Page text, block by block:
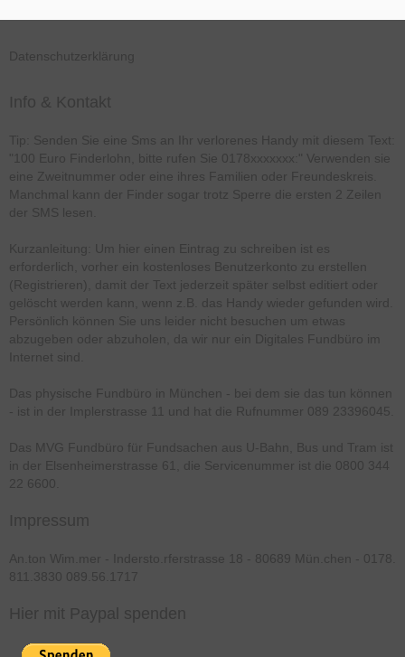
Datenschutzerklärung
Info & Kontakt
Tip: Senden Sie eine Sms an Ihr verlorenes Handy mit diesem Text:
"100 Euro Finderlohn, bitte rufen Sie 0178xxxxxxx:" Verwenden sie
eine Zweitnummer oder eine ihres Familien oder Freundeskreis.
Manchmal kann der Finder sogar trotz Sperre die ersten 2 Zeilen
der SMS lesen.
Kurzanleitung: Um hier einen Eintrag zu schreiben ist es
erforderlich, vorher ein kostenloses Benutzerkonto zu erstellen
(Registrieren), damit der Text jederzeit später selbst editiert oder
gelöscht werden kann, wenn z.B. das Handy wieder gefunden wird.
Persönlich können Sie uns leider nicht besuchen um etwas
abzugeben oder abzuholen, da wir nur ein Digitales Fundbüro im
Internet sind.
Das physische Fundbüro in München - bei dem sie das tun können
- ist in der Implerstrasse 11 und hat die Rufnummer 089 23396045.
Das MVG Fundbüro für Fundsachen aus U-Bahn, Bus und Tram ist
in der Elsenheimerstrasse 61, die Servicenummer ist die 0800 344
22 6600.
Impressum
An.ton Wim.mer - Indersto.rferstrasse 18 - 80689 Mün.chen - 0178.
811.3830 089.56.1717
Hier mit Paypal spenden